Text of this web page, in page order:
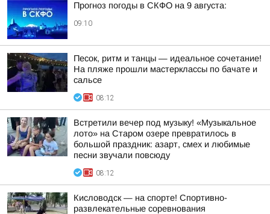
Прогноз погоды в СКФО на 9 августа:
09:10
Песок, ритм и танцы — идеальное сочетание!
На пляже прошли мастерклассы по бачате и
сальсе
08:12
Встретили вечер под музыку! «Музыкальное
лото» на Старом озере превратилось в
большой праздник: азарт, смех и любимые
песни звучали повсюду
08:12
Кисловодск — на спорте! Спортивно-
развлекательные соревнования